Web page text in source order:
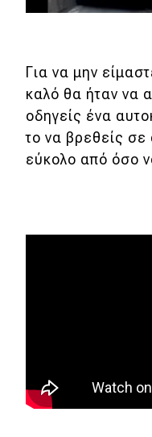
Νέα
Mobility
Σταθμοί
Classic
Παρουσιάσεις
Για να μην
καλό θα ήταν να
οδηγείς ένα
το να βρεθείς σε
εύκολο από όσο